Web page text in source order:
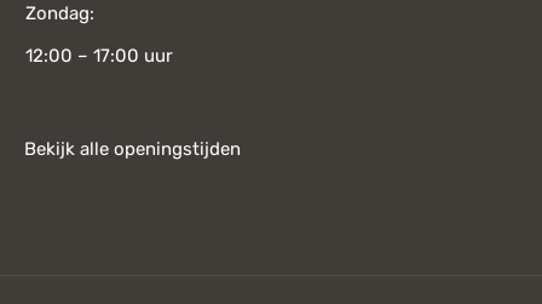
Zondag:
12:00 – 17:00 uur
Bekijk alle openingstijden